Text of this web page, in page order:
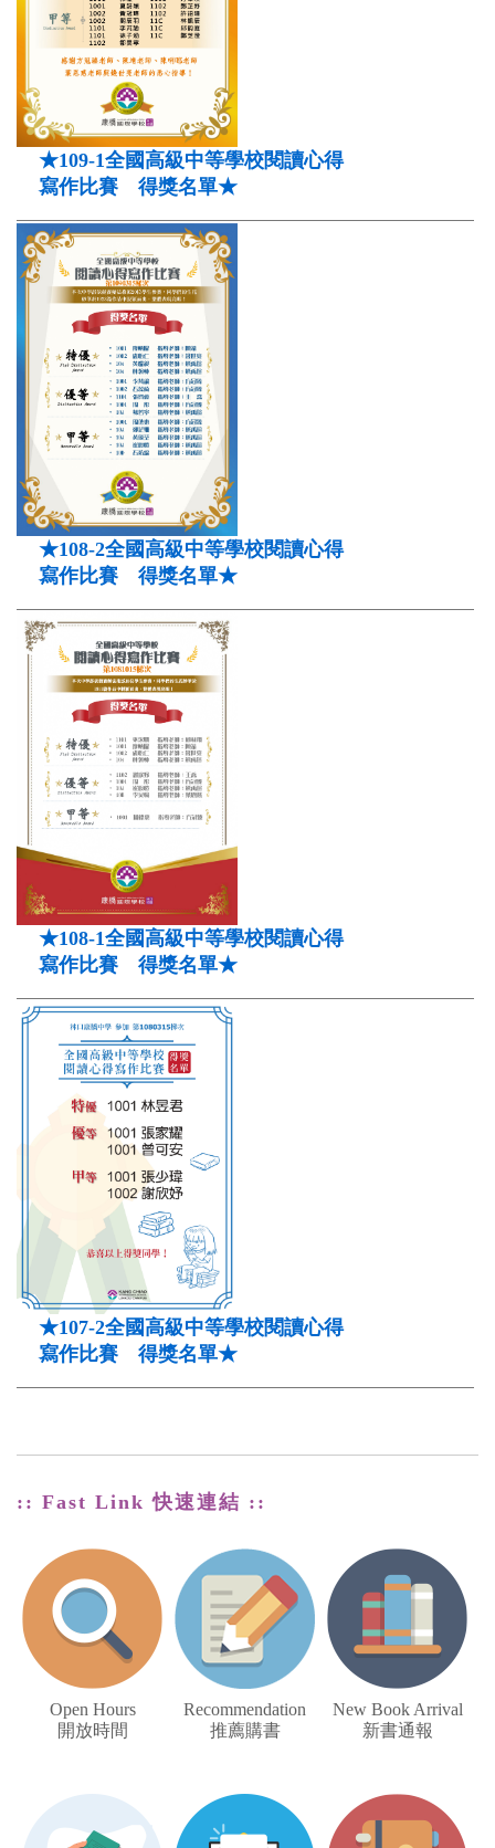
★109-1全國高級中等學校閱讀心得
寫作比賽 得獎名單★
★108-2全國高級中等學校閱讀心得
寫作比賽 得獎名單★
★108-1全國高級中等學校閱讀心得
寫作比賽 得獎名單★
★107-2全國高級中等學校閱讀心得
寫作比賽 得獎名單★
:: Fast Link 快速連結 ::
Open Hours
開放時間
Recommendation
推薦購書
New Book Arrival
新書通報